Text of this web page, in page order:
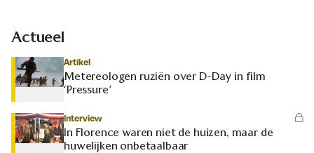
Actueel
Artikel
Metereologen ruziën over D-Day in film
‘Pressure’
Interview
In Florence waren niet de huizen, maar de
huwelijken onbetaalbaar